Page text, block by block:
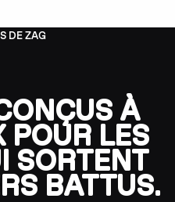
DE ZAG
À
LES
SORTENT
BATTUS.